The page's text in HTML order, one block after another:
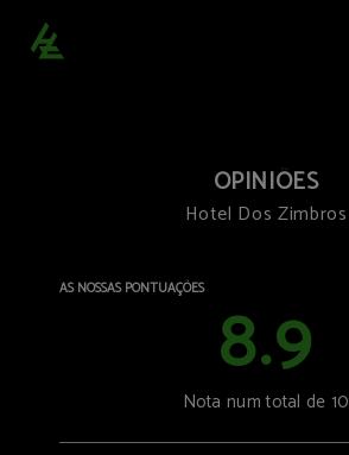
OPINIÕES
Hotel Dos Zimbros
AS NOSSAS PONTUAÇÕES 8.9
Nota num total de 10